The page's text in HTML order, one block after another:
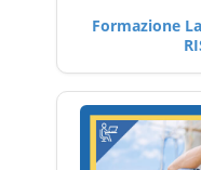
Formazione